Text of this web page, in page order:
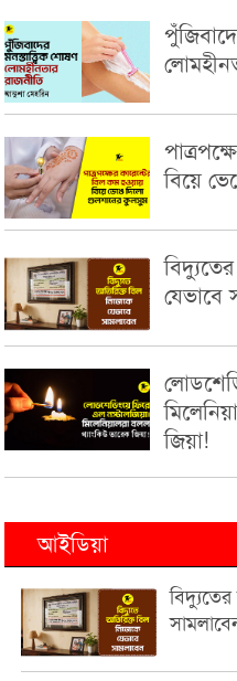
বিয়ে
যেভাবে
জিয়া!
আইডিয়া